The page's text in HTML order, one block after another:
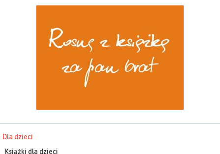
Dla dzieci
Książki dla dzieci